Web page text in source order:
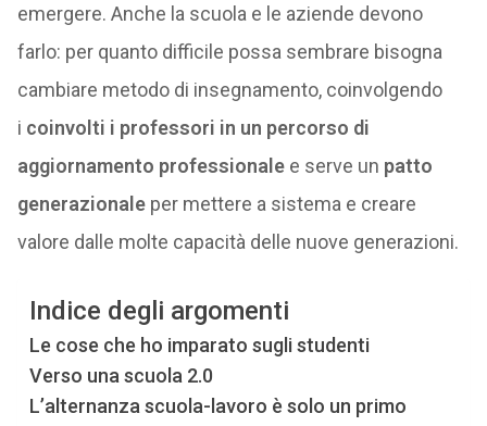
emergere. Anche la scuola e le aziende devono
farlo: per quanto difficile possa sembrare bisogna
cambiare metodo di insegnamento, coinvolgendo
i coinvolti i professori in un percorso di
aggiornamento professionalee serve un patto
generazionaleper mettere a sistema e creare
valore dalle molte capacità delle nuove generazioni.
Indice degli argomenti
Le cose che ho imparato sugli studenti
Verso una scuola 2.0
L’alternanza scuola-lavoro è solo un primo